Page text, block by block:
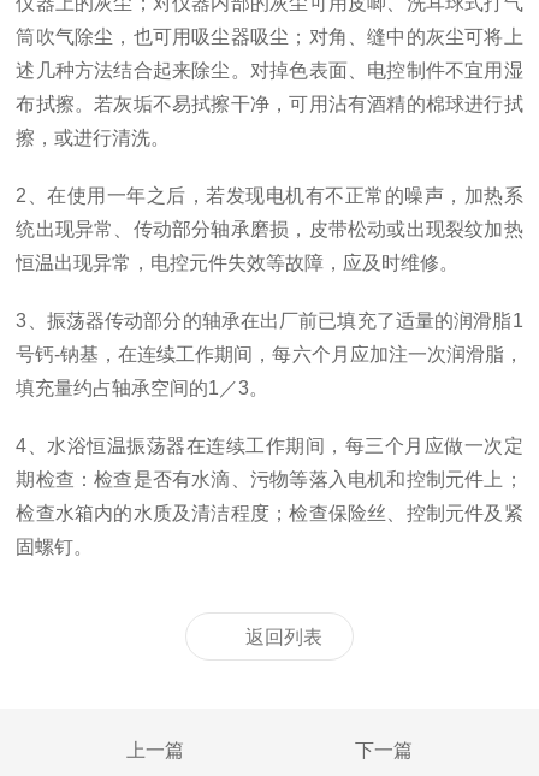
筒吹气除尘，也可用吸尘器吸尘；对角、缝中的灰尘可将上
述几种方法结合起来除尘。对掉色表面、电控制件不宜用湿
布拭擦。若灰垢不易拭擦干净，可用沾有酒精的棉球进行拭
擦，或进行清洗。
2、在使用一年之后，若发现电机有不正常的噪声，加热系
统出现异常、传动部分轴承磨损，皮带松动或出现裂纹加热
恒温出现异常，电控元件失效等故障，应及时维修。
3、振荡器传动部分的轴承在出厂前已填充了适量的润滑脂1
号钙-钠基，在连续工作期间，每六个月应加注一次润滑脂，
填充量约占轴承空间的1／3。
4、水浴恒温振荡器在连续工作期间，每三个月应做一次定
期检查：检查是否有水滴、污物等落入电机和控制元件上；
检查水箱内的水质及清洁程度；检查保险丝、控制元件及紧
固螺钉。
返回列表
上一篇 下一篇